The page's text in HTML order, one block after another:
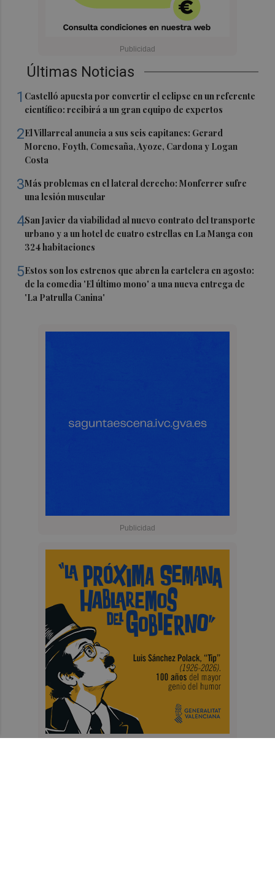
Últimas Noticias
1 Castelló apuesta por convertir el eclipse en un referente
científico: recibirá a un gran equipo de expertos
2El Villarreal anuncia a sus seis capitanes: Gerard
Moreno, Foyth, Comesaña, Ayoze, Cardona y Logan
Costa
3Más problemas en el lateral derecho: Monferrer sufre
una lesión muscular
4San Javier da viabilidad al nuevo contrato del transporte
urbano y a un hotel de cuatro estrellas en La Manga con
324 habitaciones
5Estos son los estrenos que abren la cartelera en agosto:
de la comedia 'El último mono' a una nueva entrega de
'La Patrulla Canina'